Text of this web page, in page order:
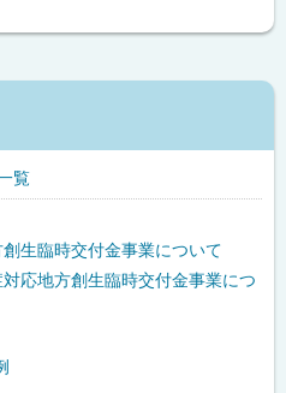
覧
生臨時交付金事業について
応地方創生臨時交付金事業につ